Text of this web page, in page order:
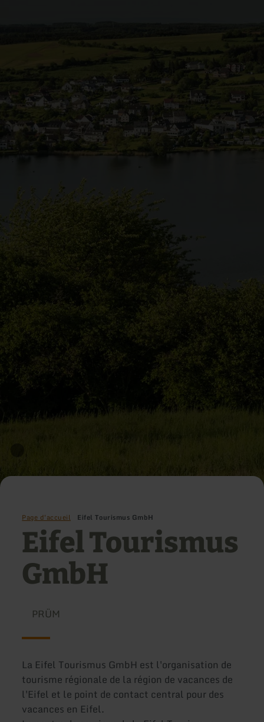
Page d'accueil Eifel Tourismus GmbH
Eifel Tourismus
GmbH
PRÜM
La Eifel Tourismus GmbH est l'organisation de
tourisme régionale de la région de vacances de
l'Eifel et le point de contact central pour des
vacances en Eifel.